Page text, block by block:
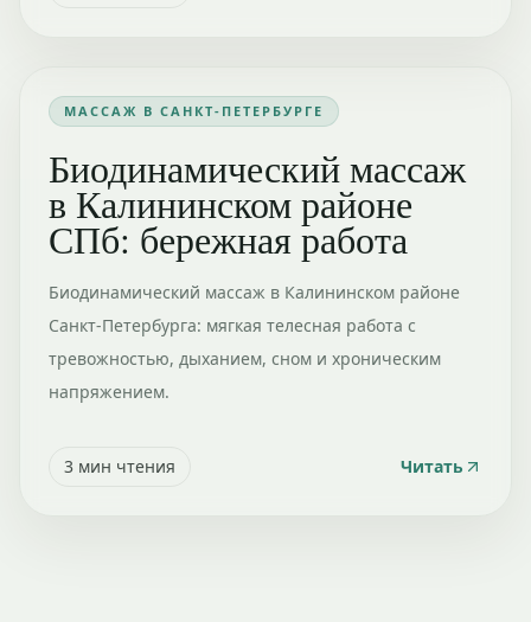
МАССАЖ В САНКТ-ПЕТЕРБУРГЕ
Биодинамический массаж
в Калининском районе
СПб: бережная работа
Биодинамический массаж в Калининском районе
Санкт-Петербурга: мягкая телесная работа с
тревожностью, дыханием, сном и хроническим
напряжением.
3 мин чтения Читать